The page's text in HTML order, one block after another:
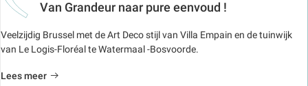
Van Grandeur naar pure eenvoud !
Veelzijdig Brussel met de Art Deco stijl van Villa Empain en de tuinwijk
van Le Logis-Floréal te Watermaal -Bosvoorde.
Lees meer